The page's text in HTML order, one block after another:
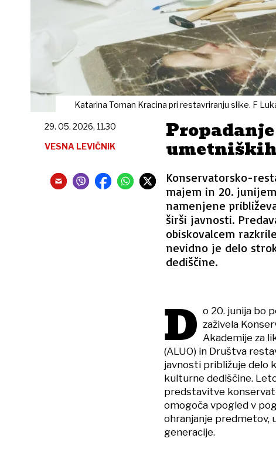
Katarina Toman Kracina pri restavriranju slike. F
Konservatorsko-
majem in 20.
namenjene
širši javnosti.
obiskovalcem
nevidno je delo
dediščine.
29. 05. 2026, 11.30
VESNA LEVIČNIK
D o 20. junija bo
zaživela
Akademije za
(ALUO) in Društva
javnosti približuje delo
kulturne dediščine.
predstavitve
omogoča vpogled v
ohranjanje predmetov,
generacije.